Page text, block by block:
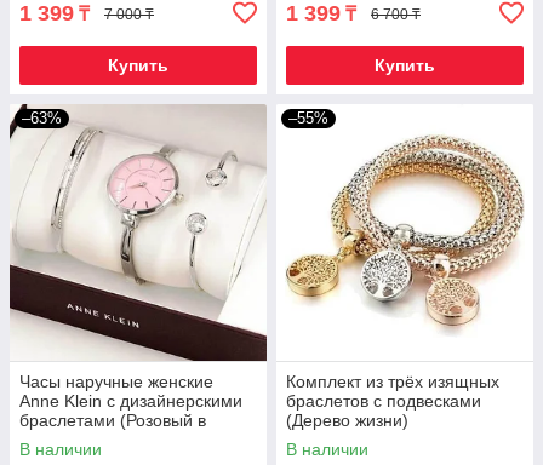
1 399 ₸ 7 000 ₸
Купить
1 399 ₸ 6 700 ₸
Купить
–63%
Часы наручные женские
Anne Klein с дизайнерскими
браслетами (Розовый в
серебре)
В наличии
–55%
Комплект из трёх изящных
браслетов с подвесками
(Дерево жизни)
В наличии